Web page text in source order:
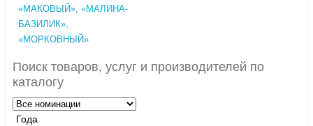
«МАКОВЫЙ», «МАЛИНА-
БАЗИЛИК»,
«МОРКОВНЫЙ»
Поиск товаров, услуг и производителей по
каталогу
Года